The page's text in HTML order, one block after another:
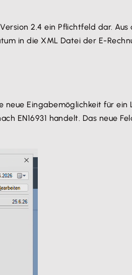
2.4 ein Pflichtfeld dar.
in die XML Datei der E-
Eingabemöglichkeit für ein
EN16931 handelt. Das neue